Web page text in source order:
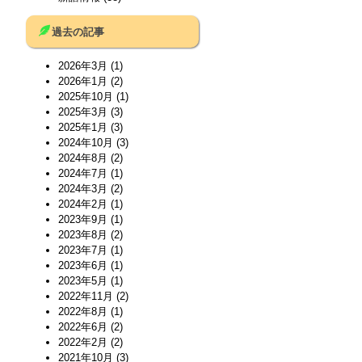
過去の記事
2026年3月 (1)
2026年1月 (2)
2025年10月 (1)
2025年3月 (3)
2025年1月 (3)
2024年10月 (3)
2024年8月 (2)
2024年7月 (1)
2024年3月 (2)
2024年2月 (1)
2023年9月 (1)
2023年8月 (2)
2023年7月 (1)
2023年6月 (1)
2023年5月 (1)
2022年11月 (2)
2022年8月 (1)
2022年6月 (2)
2022年2月 (2)
2021年10月 (3)